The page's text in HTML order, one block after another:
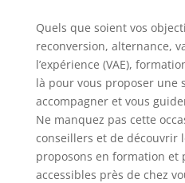
Quels que soient vos
reconversion, alternance,
l’expérience (VAE),
là pour vous proposer une
accompagner et vous
Ne manquez pas cette
conseillers et de découvrir
proposons en formation et
accessibles près de chez